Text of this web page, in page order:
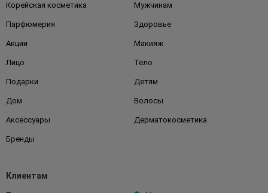
Корейская косметика Мужчинам
Парфюмерия Здоровье
Акции Макияж
Лицо Тело
Подарки Детям
Дом Волосы
Аксессуары Дерматокосметика
Бренды
Клиентам